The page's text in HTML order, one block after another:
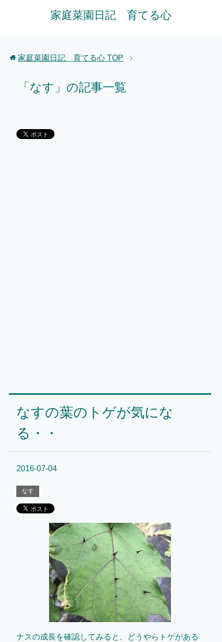
家庭菜園日記 育てる心
家庭菜園日記 育てる心 TOP
「なす」の記事一覧
なすの葉のトゲが気にな
る・・
2016-07-04
なす
ナスの成長を確認してみると、どうやらトゲがある